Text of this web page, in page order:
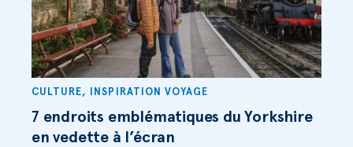
CULTURE, INSPIRATION VOYAGE
7 endroits emblématiques du Yorkshire
en vedette à l’écran